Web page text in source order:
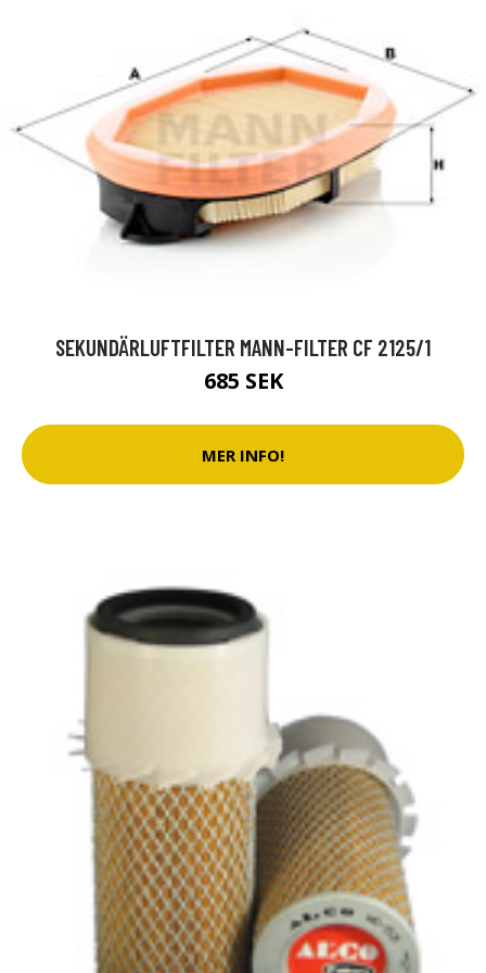
SEKUNDÄRLUFTFILTER MANN-FILTER CF 2125/1
685 SEK
MER INFO!